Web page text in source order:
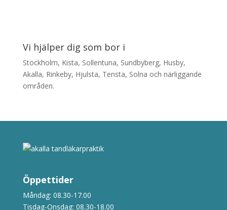
Vi hjälper dig som bor i
Stockholm, Kista, Sollentuna, Sundbyberg, Husby,
Akalla, Rinkeby, Hjulsta, Tensta, Solna och närliggande
områden.
Öppettider
Måndag: 08.30-17.00
Tisdag-Onsdag: 08.30-18.00